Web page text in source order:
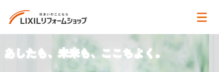
あしたも、未来も、ここちよく。